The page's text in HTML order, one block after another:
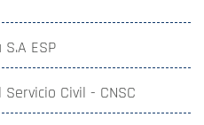
ESP
Civil - CNSC